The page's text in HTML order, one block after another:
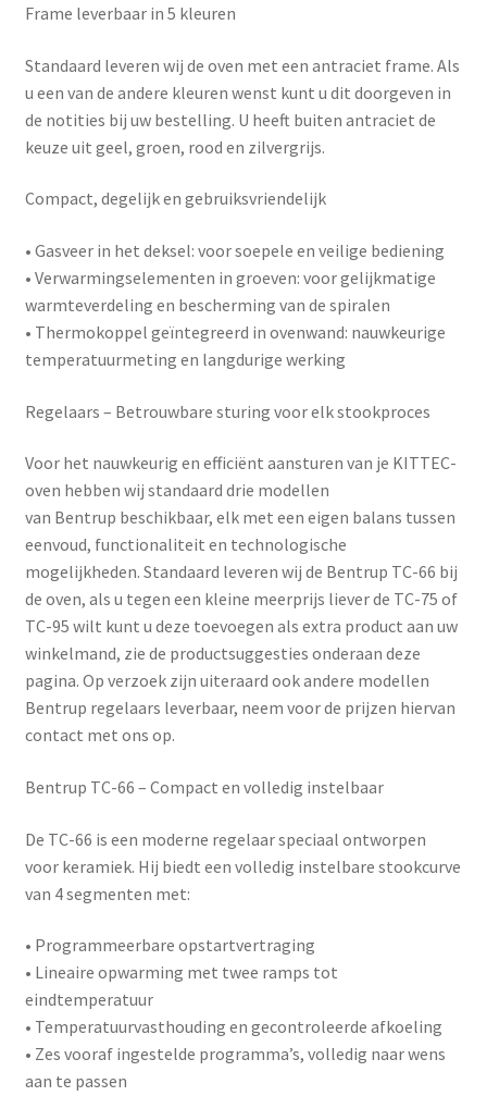
Frame leverbaar in 5 kleuren
Standaard leveren wij de oven met een antraciet frame. Als
u een van de andere kleuren wenst kunt u dit doorgeven in
de notities bij uw bestelling. U heeft buiten antraciet de
keuze uit geel, groen, rood en zilvergrijs.
Compact, degelijk en gebruiksvriendelijk
• Gasveer in het deksel: voor soepele en veilige bediening
• Verwarmingselementen in groeven: voor gelijkmatige
warmteverdeling en bescherming van de spiralen
• Thermokoppel geïntegreerd in ovenwand: nauwkeurige
temperatuurmeting en langdurige werking
Regelaars – Betrouwbare sturing voor elk stookproces
Voor het nauwkeurig en efficiënt aansturen van je KITTEC-
oven hebben wij standaard drie modellen
van Bentrup beschikbaar, elk met een eigen balans tussen
eenvoud, functionaliteit en technologische
mogelijkheden. Standaard leveren wij de Bentrup TC-66 bij
de oven, als u tegen een kleine meerprijs liever de TC-75 of
TC-95 wilt kunt u deze toevoegen als extra product aan uw
winkelmand, zie de productsuggesties onderaan deze
pagina. Op verzoek zijn uiteraard ook andere modellen
Bentrup regelaars leverbaar, neem voor de prijzen hiervan
contact met ons op.
Bentrup TC-66 – Compact en volledig instelbaar
De TC-66 is een moderne regelaar speciaal ontworpen
voor keramiek. Hij biedt een volledig instelbare stookcurve
van 4 segmenten met:
• Programmeerbare opstartvertraging
• Lineaire opwarming met twee ramps tot
eindtemperatuur
• Temperatuurvasthouding en gecontroleerde afkoeling
• Zes vooraf ingestelde programma’s, volledig naar wens
aan te passen